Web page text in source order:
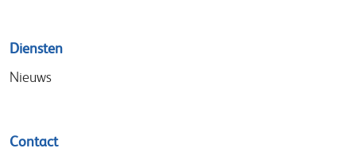
Diensten
Nieuws
Contact